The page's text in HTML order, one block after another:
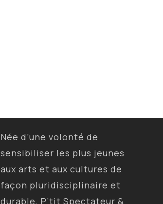
Née d’une volonté de
sensibiliser les plus jeunes
aux arts et aux cultures de
façon pluridisciplinaire et
durable, P’tit Spectateur &